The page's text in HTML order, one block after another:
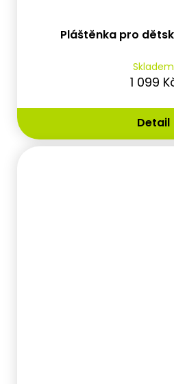
Pláštěnka pro
Skladem
1 099
Detail